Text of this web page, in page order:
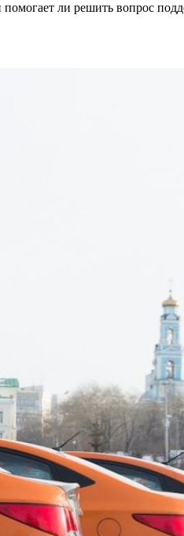
помогает ли решить вопрос